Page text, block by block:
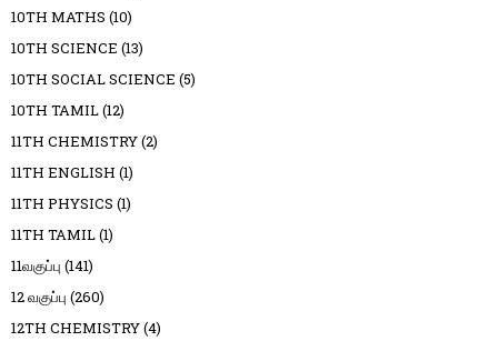
10TH MATHS (10)
10TH SCIENCE (13)
10TH SOCIAL SCIENCE (5)
10TH TAMIL(12)
11TH CHEMISTRY(2)
11TH ENGLISH (1)
11TH PHYSICS (1)
11TH TAMIL(1)
11வகுப்பு (141)
12 வகுப்பு (260)
12TH CHEMISTRY(4)